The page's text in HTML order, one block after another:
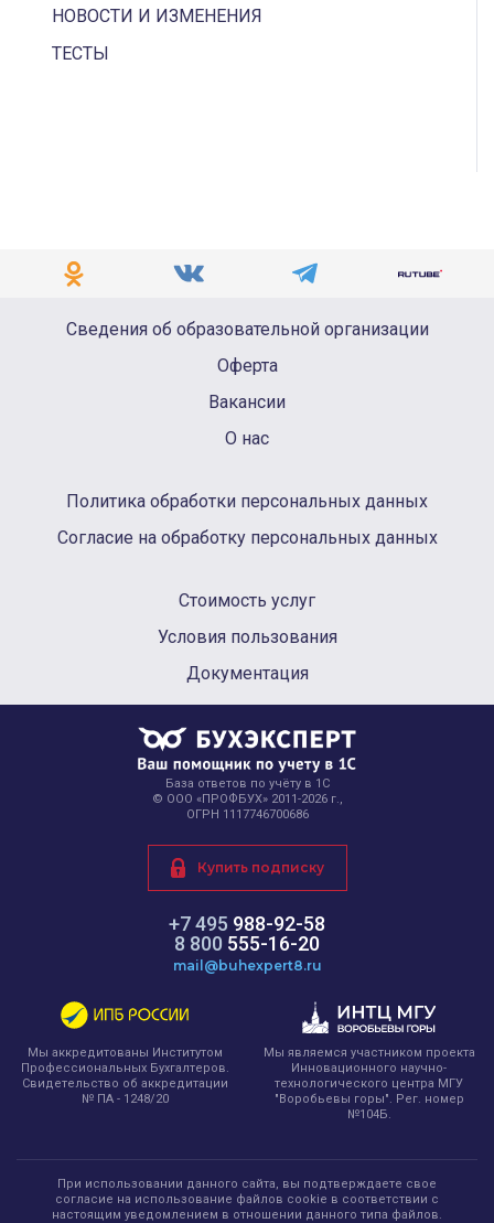
НОВОСТИ И ИЗМЕНЕНИЯ
ТЕСТЫ
Сведения об образовательной организации
Оферта
Вакансии
О нас
Политика обработки персональных данных
Согласие на обработку персональных данных
Стоимость услуг
Условия пользования
Документация
База ответов по учёту в 1С
© ООО «ПРОФБУХ» 2011-2026 г.,
ОГРН 1117746700686
+7 495 988-92-58
8 800 555-16-20
mail@buhexpert8.ru
Купить подписку
Мы аккредитованы Институтом
Профессиональных Бухгалтеров.
Свидетельство об аккредитации
№ ПА - 1248/20
Мы являемся участником проекта
Инновационного научно-
технологического центра МГУ
"Воробьевы горы". Рег. номер
№104Б.
При использовании данного сайта, вы подтверждаете свое
согласие на использование файлов cookie в соответствии с
настоящим уведомлением в отношении данного типа файлов.